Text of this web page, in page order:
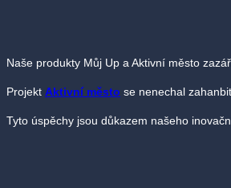
Naše produkty Můj Up a Aktivní město
Projekt Aktivní město se nenechal
Tyto úspěchy jsou důkazem našeho